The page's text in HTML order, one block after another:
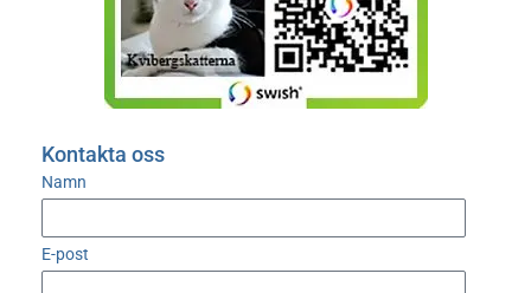
Kontakta oss
Namn
E-post